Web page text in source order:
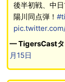
後半初戦、中
陽川同点弾！
— TigersCastタ
月15日